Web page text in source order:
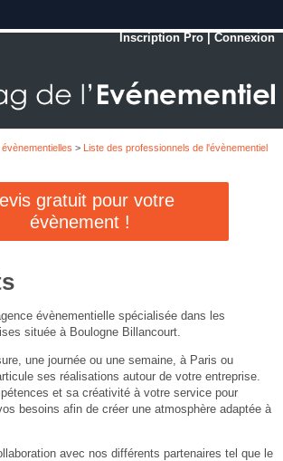
Inscription Pro |Connexion
>
Liste des professionnels de l'évènementiel
gratuit pour votre
évènement !
évènementielle spécialisée dans les
située à Boulogne Billancourt.
une journée ou une semaine, à Paris ou
ses réalisations autour de votre entreprise.
et sa créativité à votre service pour
besoins afin de créer une atmosphère adaptée à
avec nos différents partenaires tel que le